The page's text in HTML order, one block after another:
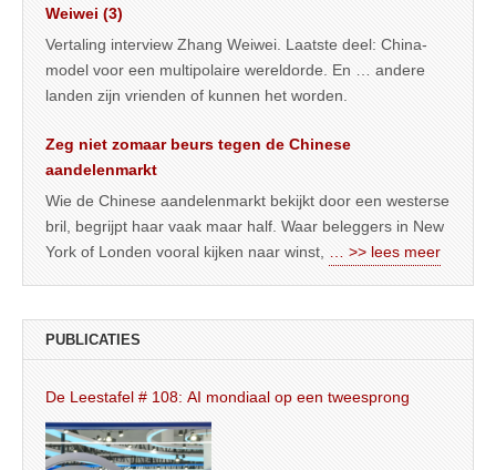
Weiwei (3)
Vertaling interview Zhang Weiwei. Laatste deel: China-
model voor een multipolaire wereldorde. En … andere
landen zijn vrienden of kunnen het worden.
Zeg niet zomaar beurs tegen de Chinese
aandelenmarkt
Wie de Chinese aandelenmarkt bekijkt door een westerse
bril, begrijpt haar vaak maar half. Waar beleggers in New
York of Londen vooral kijken naar winst,
… >> lees meer
PUBLICATIES
De Leestafel # 108: AI mondiaal op een tweesprong